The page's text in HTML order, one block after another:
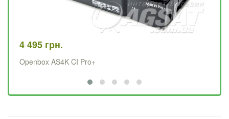
4 495 грн.
Openbox AS4K CI Pro+